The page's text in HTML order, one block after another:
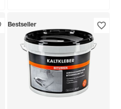
Bestseller